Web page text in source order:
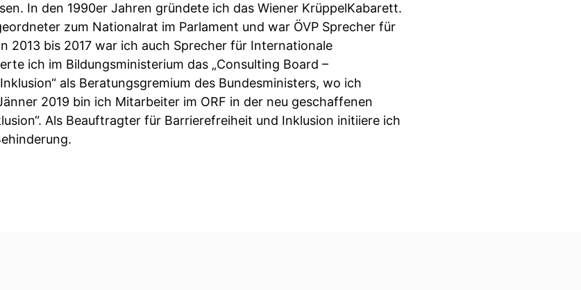
In den 1990er Jahren gründete ich das Wiener KrüppelKabarett.
zum Nationalrat im Parlament und war ÖVP Sprecher für
2013 bis 2017 war ich auch Sprecher für Internationale
ich im Bildungsministerium das „Consulting Board –
als Beratungsgremium des Bundesministers, wo ich
2019 bin ich Mitarbeiter im ORF in der neu geschaffenen
Als Beauftragter für Barrierefreiheit und Inklusion initiiere ich